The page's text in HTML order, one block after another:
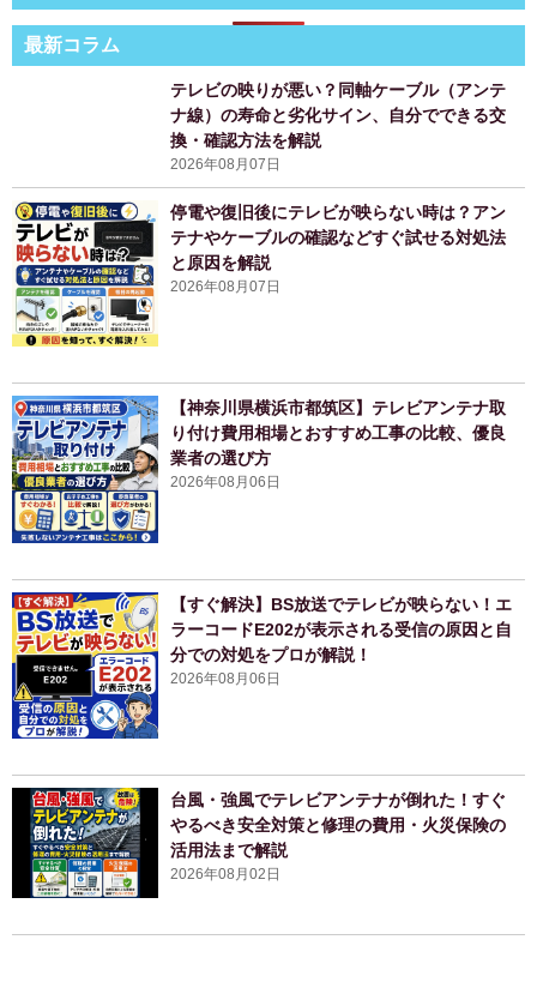
最新コラム
テレビの映りが悪い？同軸ケーブル（アンテ
ナ線）の寿命と劣化サイン、自分でできる交
換・確認方法を解説
2026年08月07日
停電や復旧後にテレビが映らない時は？アン
テナやケーブルの確認などすぐ試せる対処法
と原因を解説
2026年08月07日
【神奈川県横浜市都筑区】テレビアンテナ取
り付け費用相場とおすすめ工事の比較、優良
業者の選び方
2026年08月06日
【すぐ解決】BS放送でテレビが映らない！エ
ラーコードE202が表示される受信の原因と自
分での対処をプロが解説！
2026年08月06日
台風・強風でテレビアンテナが倒れた！すぐ
やるべき安全対策と修理の費用・火災保険の
活用法まで解説
2026年08月02日